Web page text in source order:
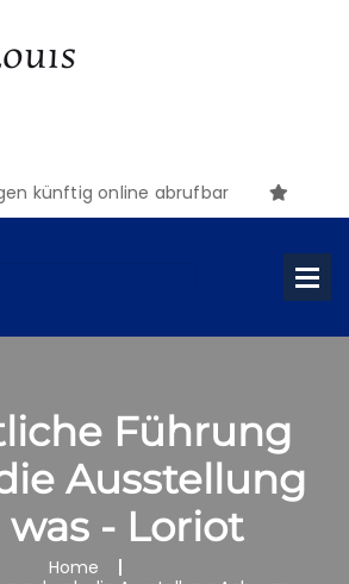
künftig online abrufbar
Führung
Ausstellung
was - Loriot
Home